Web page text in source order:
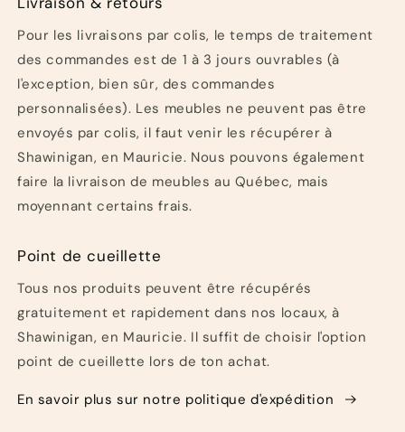
Pour les livraisons par colis, le temps de traitement
des commandes est de 1 à 3 jours ouvrables (à
l'exception, bien sûr, des commandes
personnalisées). Les meubles ne peuvent pas être
envoyés par colis, il faut venir les récupérer à
Shawinigan, en Mauricie. Nous pouvons également
faire la livraison de meubles au Québec, mais
moyennant certains frais.
Point de cueillette
Tous nos produits peuvent être récupérés
gratuitement et rapidement dans nos locaux, à
Shawinigan, en Mauricie. Il suffit de choisir l'option
point de cueillette lors de ton achat.
En savoir plus sur notre politique d'expédition